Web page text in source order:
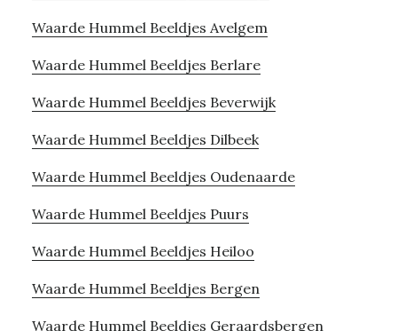
Waarde Hummel Beeldjes Avelgem
Waarde Hummel Beeldjes Berlare
Waarde Hummel Beeldjes Beverwijk
Waarde Hummel Beeldjes Dilbeek
Waarde Hummel Beeldjes Oudenaarde
Waarde Hummel Beeldjes Puurs
Waarde Hummel Beeldjes Heiloo
Waarde Hummel Beeldjes Bergen
Waarde Hummel Beeldjes Geraardsbergen